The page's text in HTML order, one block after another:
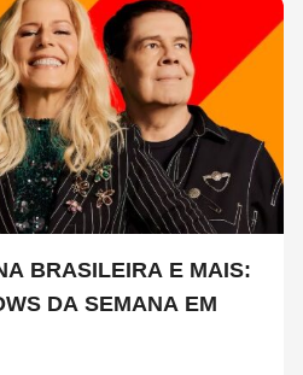
BRASILEIRA E MAIS:
DA SEMANA EM